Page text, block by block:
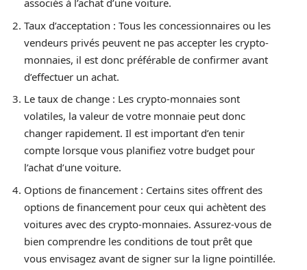
associés à l’achat d’une voiture.
Taux d’acceptation : Tous les concessionnaires ou les
vendeurs privés peuvent ne pas accepter les crypto-
monnaies, il est donc préférable de confirmer avant
d’effectuer un achat.
Le taux de change : Les crypto-monnaies sont
volatiles, la valeur de votre monnaie peut donc
changer rapidement. Il est important d’en tenir
compte lorsque vous planifiez votre budget pour
l’achat d’une voiture.
Options de financement : Certains sites offrent des
options de financement pour ceux qui achètent des
voitures avec des crypto-monnaies. Assurez-vous de
bien comprendre les conditions de tout prêt que
vous envisagez avant de signer sur la ligne pointillée.